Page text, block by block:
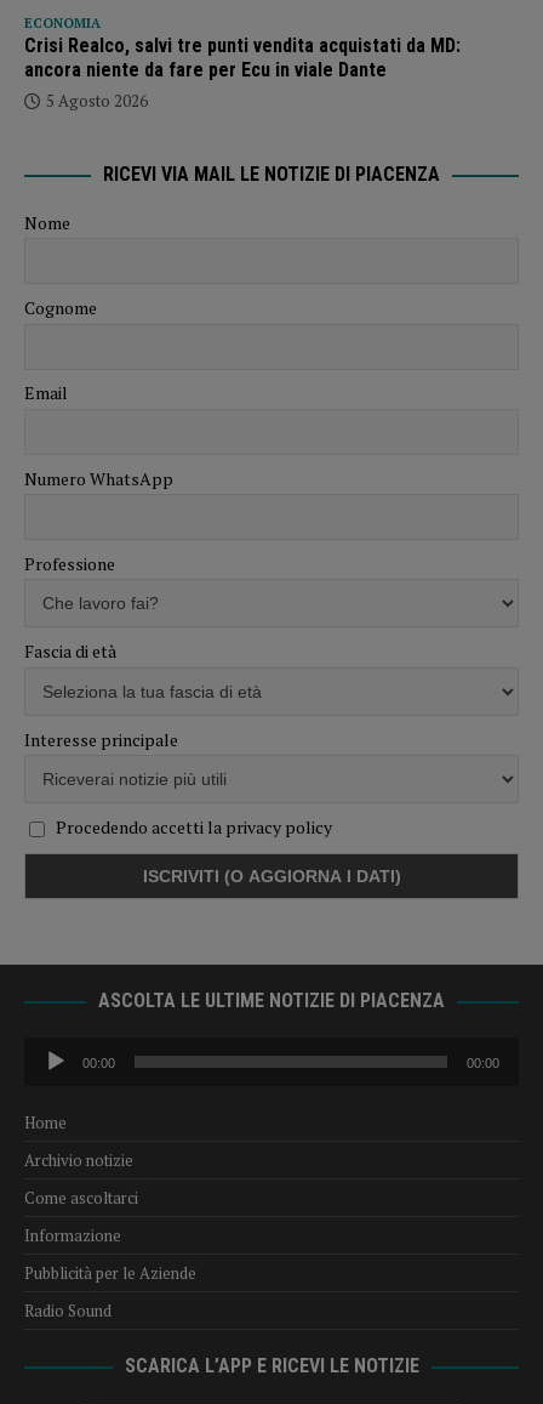
ECONOMIA
Crisi Realco, salvi tre punti vendita acquistati da MD:
ancora niente da fare per Ecu in viale Dante
5 Agosto 2026
RICEVI VIA MAIL LE NOTIZIE DI PIACENZA
Nome
Cognome
Email
Numero WhatsApp
Professione
Fascia di età
Interesse principale
Procedendo accetti la privacy policy
ASCOLTA LE ULTIME NOTIZIE DI PIACENZA
Audio
Player
00:00 00:00
Home
Archivio notizie
Come ascoltarci
Informazione
Pubblicità per le Aziende
Radio Sound
SCARICA L’APP E RICEVI LE NOTIZIE